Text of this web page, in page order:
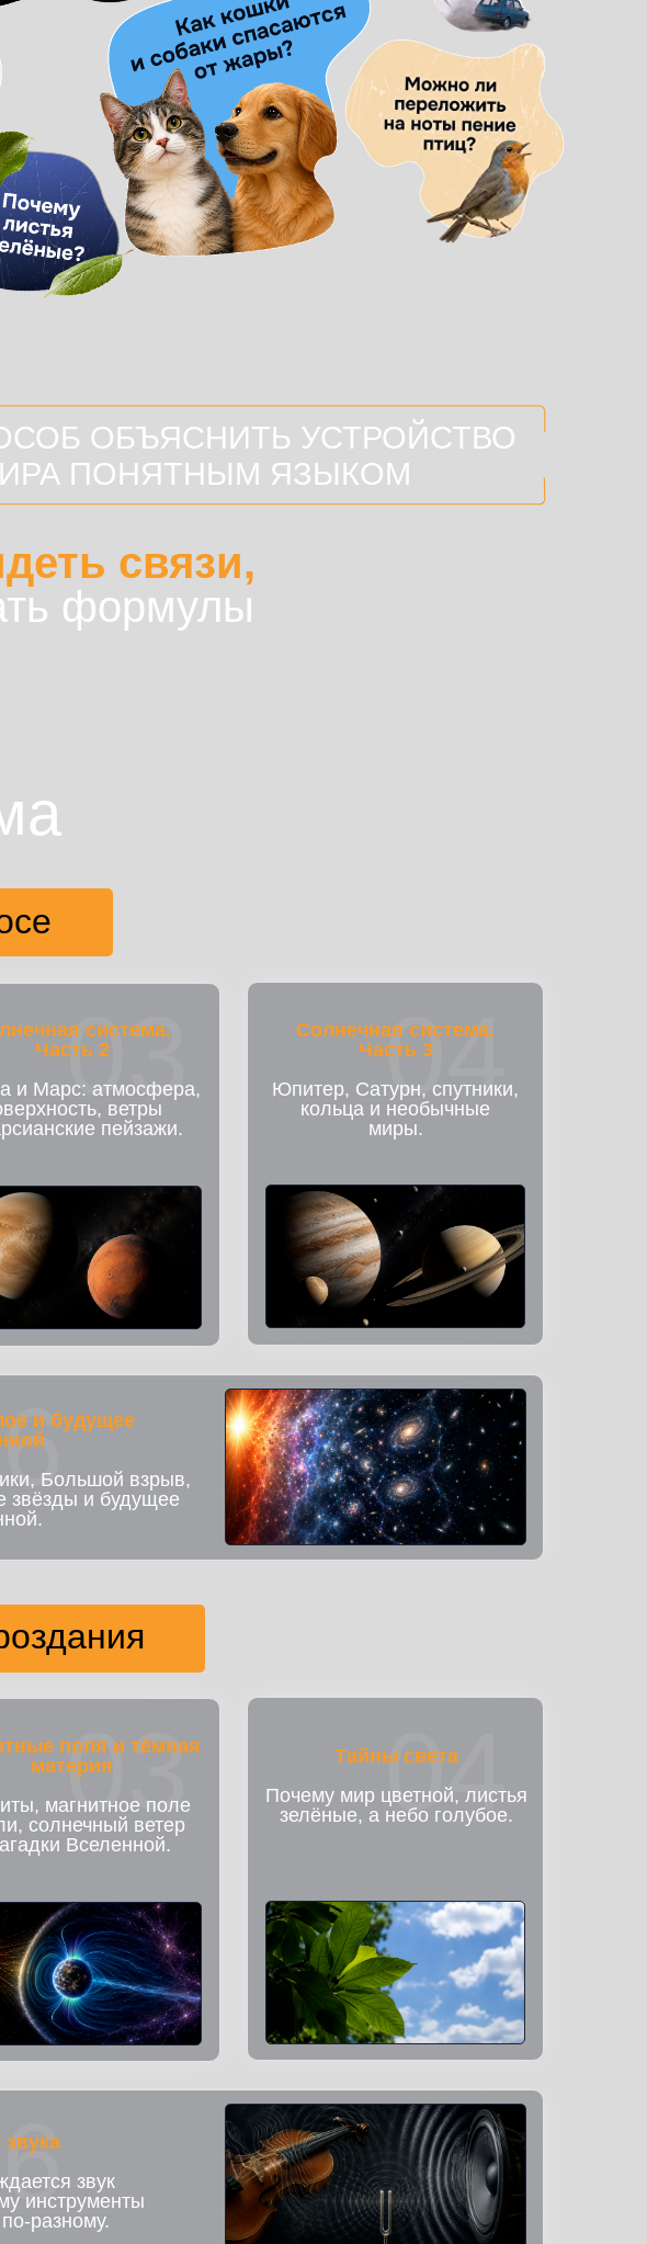
ОБЪЯСНИТЬ УСТРОЙСТВО
ПОНЯТНЫМ ЯЗЫКОМ
связи,
формулы
04
Солнечная система.
Часть 3
Юпитер, Сатурн, спутники,
кольца и необычные
миры.
03
система.
Часть 2
и Марс: атмосфера,
ветры
пейзажи.
и будущее
Большой взрыв,
звёзды и будущее
04
Тайны света
Почему мир цветной, листья
зелёные, а небо голубое.
03
поля и тёмная
материя
магнитное поле
солнечный ветер
Вселенной.
звук
инструменты
разному.